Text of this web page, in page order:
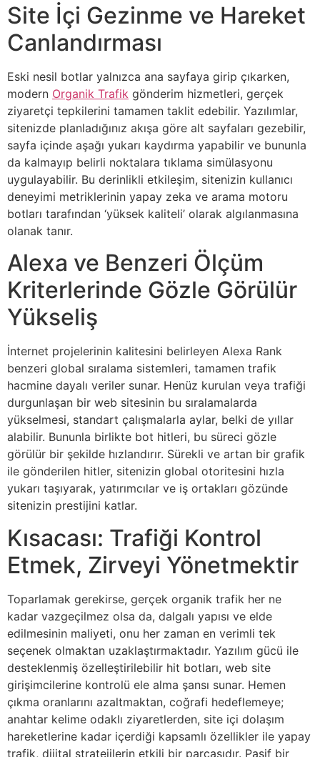
Site İçi Gezinme ve Hareket
Canlandırması
Eski nesil botlar yalnızca ana sayfaya girip çıkarken,
modern Organik Trafik gönderim hizmetleri, gerçek
ziyaretçi tepkilerini tamamen taklit edebilir. Yazılımlar,
sitenizde planladığınız akışa göre alt sayfaları gezebilir,
sayfa içinde aşağı yukarı kaydırma yapabilir ve bununla
da kalmayıp belirli noktalara tıklama simülasyonu
uygulayabilir. Bu derinlikli etkileşim, sitenizin kullanıcı
deneyimi metriklerinin yapay zeka ve arama motoru
botları tarafından ‘yüksek kaliteli’ olarak algılanmasına
olanak tanır.
Alexa ve Benzeri Ölçüm
Kriterlerinde Gözle Görülür
Yükseliş
İnternet projelerinin kalitesini belirleyen Alexa Rank
benzeri global sıralama sistemleri, tamamen trafik
hacmine dayalı veriler sunar. Henüz kurulan veya trafiği
durgunlaşan bir web sitesinin bu sıralamalarda
yükselmesi, standart çalışmalarla aylar, belki de yıllar
alabilir. Bununla birlikte bot hitleri, bu süreci gözle
görülür bir şekilde hızlandırır. Sürekli ve artan bir grafik
ile gönderilen hitler, sitenizin global otoritesini hızla
yukarı taşıyarak, yatırımcılar ve iş ortakları gözünde
sitenizin prestijini katlar.
Kısacası: Trafiği Kontrol
Etmek, Zirveyi Yönetmektir
Toparlamak gerekirse, gerçek organik trafik her ne
kadar vazgeçilmez olsa da, dalgalı yapısı ve elde
edilmesinin maliyeti, onu her zaman en verimli tek
seçenek olmaktan uzaklaştırmaktadır. Yazılım gücü ile
desteklenmiş özelleştirilebilir hit botları, web site
girişimcilerine kontrolü ele alma şansı sunar. Hemen
çıkma oranlarını azaltmaktan, coğrafi hedeflemeye;
anahtar kelime odaklı ziyaretlerden, site içi dolaşım
hareketlerine kadar içerdiği kapsamlı özellikler ile yapay
trafik, dijital stratejilerin etkili bir parçasıdır. Pasif bir